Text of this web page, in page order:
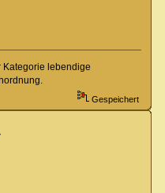
Kategorie lebendige
Gespeichert